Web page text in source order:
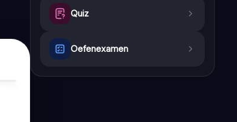
Quiz
Oefenexamen